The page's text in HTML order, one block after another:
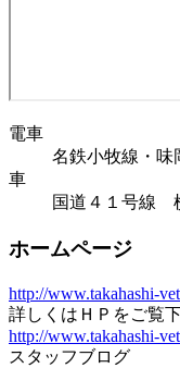
電車
名鉄小牧線・味
車
国道４１号線
ホームページ
http://www.takahashi-
詳しくはＨＰをご覧
http://www.takahashi-
スタッフブログ